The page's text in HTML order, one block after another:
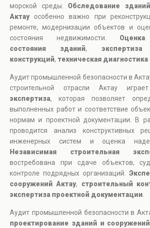
морской среды. Обследование
Актауособенно важно при
ремонте, модернизации объектов и
состояния недвижимости. Оценка
состояния зданий,
конструкций, техническая
Аудит промышленной безопасности в
строительной отрасли Актау
экспертиза, которая позволяет
выполненных работ и соответствие
нормам и проектной документации. В
проводится анализ конструктивных
инженерных систем и оценка
Независимая строительная
востребована при сдаче объектов,
контроле подрядных организаций.
сооружений Актау, строительный
экспертиза проектной документации
Аудит промышленной безопасности в
проектирование зданий и